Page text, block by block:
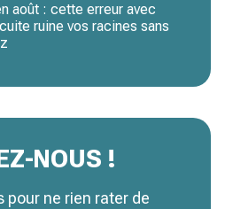
août : cette erreur avec
ruine vos racines sans
NOUS !
pour ne rien rater de